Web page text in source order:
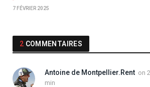
7 FÉVRIER 2025
2 COMMENTAIRES
Antoine de Montpellier.Rent on
min